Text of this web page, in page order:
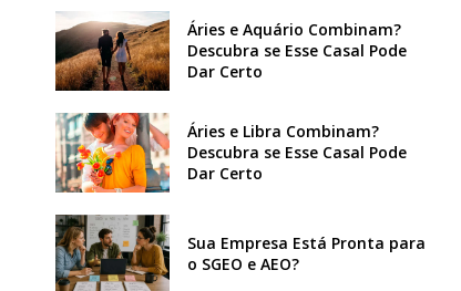
Áries e Aquário Combinam?
Descubra se Esse Casal Pode
Dar Certo
Áries e Libra Combinam?
Descubra se Esse Casal Pode
Dar Certo
Sua Empresa Está Pronta para
o SGEO e AEO?